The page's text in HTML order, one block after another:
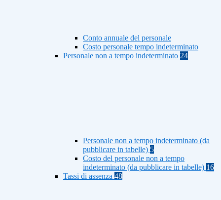
Conto annuale del personale
Costo personale tempo indeterminato
Personale non a tempo indeterminato 24
Personale non a tempo indeterminato (da
pubblicare in tabelle) 5
Costo del personale non a tempo
indeterminato (da pubblicare in tabelle) 16
Tassi di assenza 48